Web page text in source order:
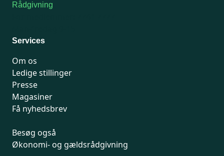
Rådgivning
Services
Om os
Ledige stillinger
Presse
Magasiner
Få nyhedsbrev
Besøg også
Økonomi- og gældsrådgivning